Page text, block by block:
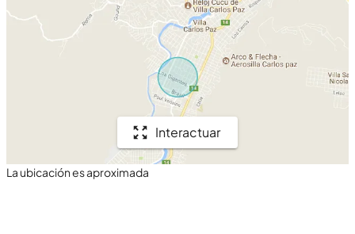
Interactuar
La ubicación es aproximada